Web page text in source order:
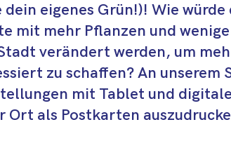
an
dein eigenes Grün!)! Wie
mit mehr Pflanzen und
verändert werden, um
zu schaffen? An unserem
mit Tablet und
Ort als Postkarten